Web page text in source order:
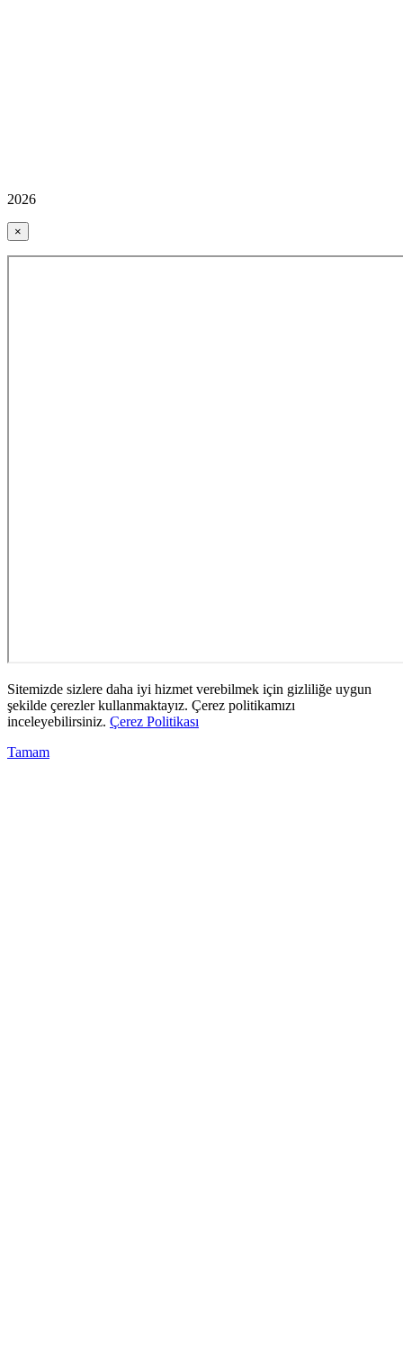
2026
×
Sitemizde sizlere daha iyi hizmet verebilmek için gizliliğe uygun
şekilde çerezler kullanmaktayız. Çerez politikamızı
inceleyebilirsiniz. Çerez Politikası
Tamam